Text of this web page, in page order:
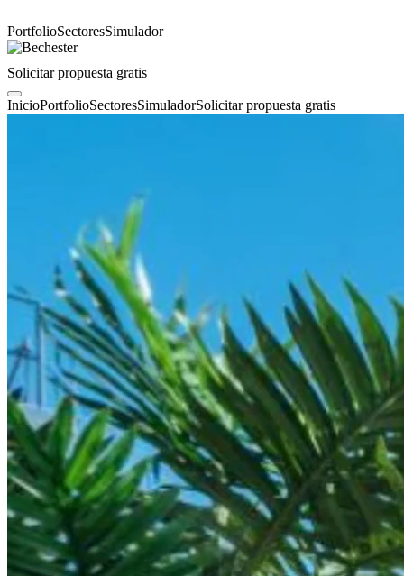
PortfolioSectoresSimulador
Solicitar propuesta gratis
InicioPortfolioSectoresSimuladorSolicitar propuesta gratis